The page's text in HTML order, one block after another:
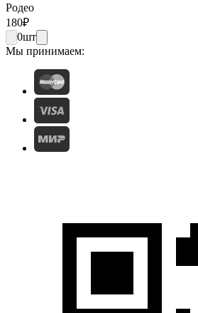
Родео
180₽
0шт
Мы принимаем: